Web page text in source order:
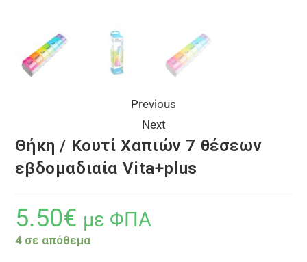
Previous
Next
Θήκη / Κουτί Χαπιών 7 θέσεων
εβδομαδιαία Vita+plus
5.50€ με ΦΠΑ
4 σε απόθεμα